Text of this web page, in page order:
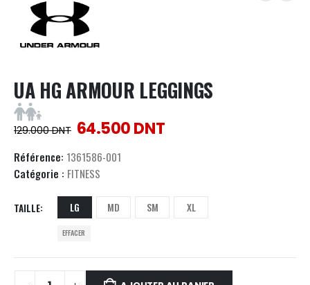
UA HG ARMOUR LEGGINGS
129.000DNT 64.500DNT
Référence: 1361586-001
Catégorie : FITNESS
TAILLE LG MD SM XL
EFFACER